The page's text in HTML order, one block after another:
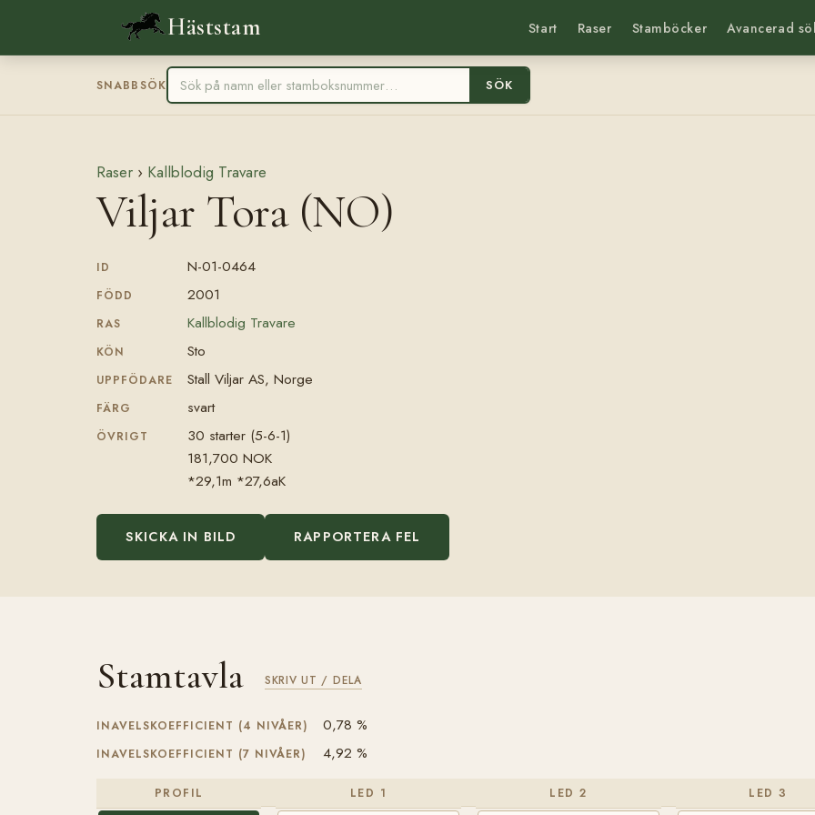
Häststam Start Raser Stamböcker Avancerad
SNABBSÖK SÖK
Raser › Kallblodig Travare
Viljar Tora (NO)
ID N-01-0464
FÖDD 2001
RAS Kallblodig Travare
KÖN Sto
UPPFÖDARE Stall Viljar AS, Norge
FÄRG svart
ÖVRIGT
30 starter (5-6-1)
181,700 NOK
*29,1m *27,6aK
SKICKA IN BILD RAPPORTERA FEL
Stamtavla SKRIV UT / DELA
INAVELSKOEFFICIENT (4 NIVÅER) 0,78 %
INAVELSKOEFFICIENT (7 NIVÅER) 4,92 %
PROFIL LED 1 LED 2 LED 3